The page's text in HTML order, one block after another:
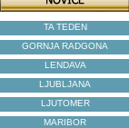
TA TEDEN
GORNJA RADGONA
LENDAVA
LJUBLJANA
LJUTOMER
MARIBOR